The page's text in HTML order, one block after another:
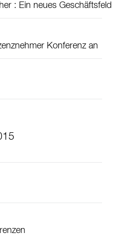
: Ein neues
Konferenz an